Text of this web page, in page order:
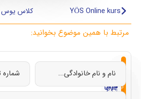
YÖS Online kurs
مرتبط با همین موضوع بخوانید:
از
صفر
تا
تحصیل
ترکیه
تحصیل
در
ایتالیا
تحصیل
در
چین
تحصیل
در
قبرس